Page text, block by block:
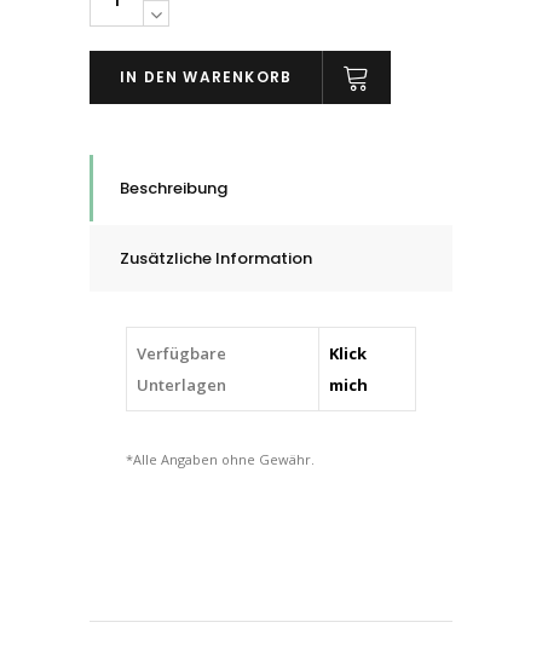
Frässtifte
Kegelsenkform
quantity
IN DEN WARENKORB
Beschreibung
Zusätzliche Information
Verfügbare
Unterlagen
Klick
mich
*Alle Angaben ohne Gewähr.